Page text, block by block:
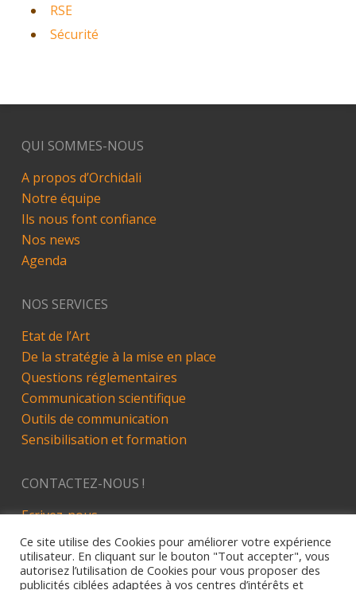
RSE
Sécurité
QUI SOMMES-NOUS
A propos d’Orchidali
Notre équipe
Ils nous font confiance
Nos news
Agenda
NOS SERVICES
Etat de l’Art
De la stratégie à la mise en place
Questions réglementaires
Communication scientifique
Outils de communication
Sensibilisation et formation
CONTACTEZ-NOUS !
Ecrivez-nous
LinkedIn
Ce site utilise des Cookies pour améliorer votre expérience
utilisateur. En cliquant sur le bouton "Tout accepter", vous
autorisez l’utilisation de Cookies pour vous proposer des
publicités ciblées adaptées à vos centres d’intérêts et